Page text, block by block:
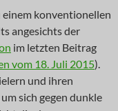
einem konventionellen
angesichts der
im letzten Beitrag
vom 18. Juli 2015).
und ihren
sich gegen dunkle